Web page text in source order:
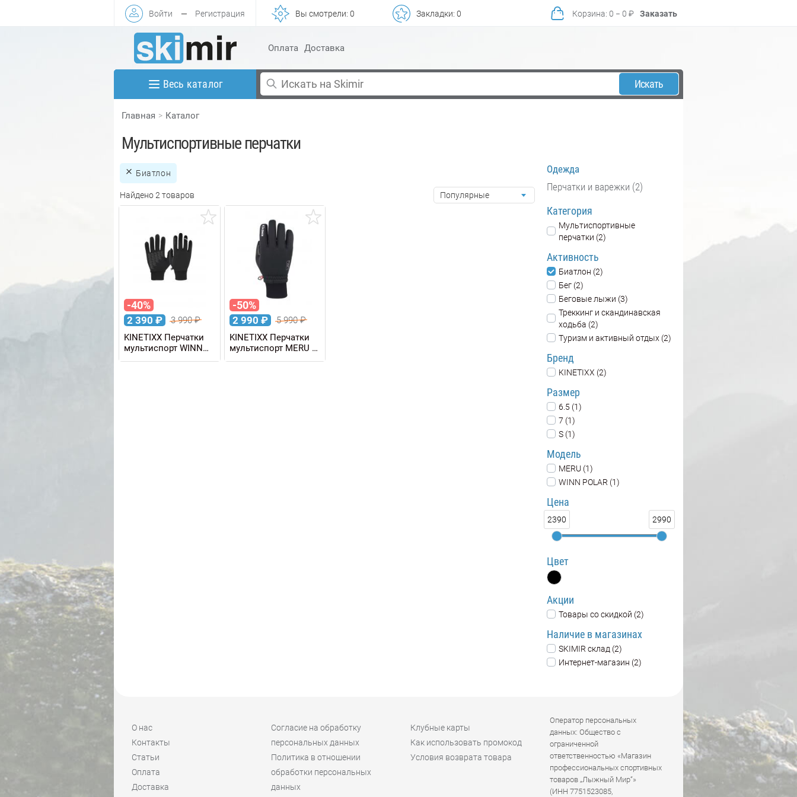
Войти — Регистрация Вы смотрели: 0 Закладки: 0 Корзина: 0 − 0 ₽ Заказать
Оплата Доставка
Весь каталог Искать
Главная Каталог
Мультиспортивные перчатки
Биатлон
Найдено 2 товаров Популярные
-40%
2 390 ₽ 3 990₽
KINETIXX Перчатки
мультиспорт WINN
POLAR Touch
-50%
2 990 ₽ 5 990₽
KINETIXX Перчатки
мультиспорт MERU X-
WARM WindStopper
Одежда
Перчатки и варежки (2)
Категория
Мультиспортивные
перчатки (2)
Активность
Биатлон (2)
Бег (2)
Беговые лыжи (3)
Треккинг и скандинавская
ходьба (2)
Туризм и активный отдых (2)
Бренд
KINETIXX (2)
Размер
6.5 (1)
7 (1)
S (1)
Модель
MERU (1)
WINN POLAR (1)
Цена
2390 2990
Цвет
Акции
Товары со скидкой (2)
Наличие в магазинах
SKIMIR склад (2)
Интернет-магазин (2)
О нас
Контакты
Статьи
Оплата
Доставка
Согласие на обработку
персональных данных
Политика в отношении
обработки персональных
данных
Клубные карты
Как использовать промокод
Условия возврата товара
Оператор персональных
данных: Общество с
ограниченной
ответственностью «Магазин
профессиональных спортивных
товаров „Лыжный Мир“»
(ИНН 7751523085,